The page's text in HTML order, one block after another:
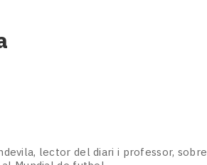
lector del diari i professor, sobre